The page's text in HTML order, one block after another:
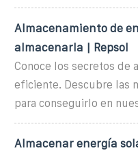
Almacenamiento de
almacenarla | Repsol
Conoce los secretos de
eficiente. Descubre las
para conseguirlo en
Almacenar energía